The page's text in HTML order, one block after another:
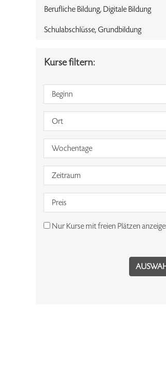
Berufliche Bildung, Digitale Bildung
Schulabschlüsse, Grundbildung
Kurse filtern:
Beginn
Ort
Wochentage
Zeitraum
Preis
Nur Kurse mit freien Plätzen